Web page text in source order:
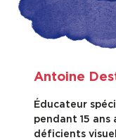
Antoine
Éducateur
pendant 15 ans
déficients